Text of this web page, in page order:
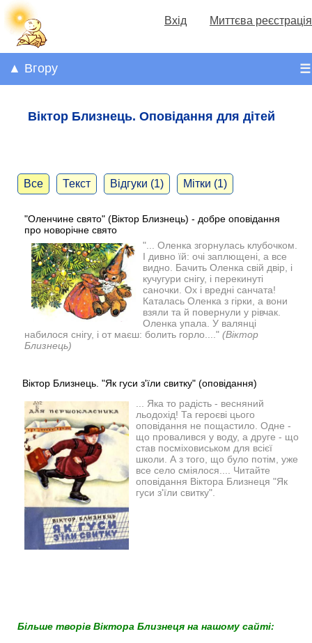
Вхід Миттєва реєстрація
☰
▲ Вгору
Віктор Близнець. Оповідання для дітей
Все Текст Відгуки (1) Мітки (1)
"Оленчине свято" (Віктор Близнець) - добре оповідання
про новорічне свято
"... Оленка згорнулась клубочком.
І дивно їй: очі заплющені, а все
видно. Бачить Оленка свій двір, і
кучугури снігу, і перекинуті
саночки. Ох і вредні санчата!
Каталась Оленка з гірки, а вони
взяли та й повернули у рівчак.
Оленка упала. У валянці
набилося снігу, і от маєш: болить горло...." (Віктор
Близнець)
Віктор Близнець. "Як гуси з'їли свитку" (оповідання)
... Яка то радість - весняний
льодохід! Та героєві цього
оповідання не пощастило. Одне -
що провалився у воду, а друге - що
став посміховиськом для всієї
школи. А з того, що було потім, уже
все село сміялося.... Читайте
оповідання Віктора Близнеця "Як
гуси з'їли свитку".
Більше творів Віктора Близнеця на нашому сайті: